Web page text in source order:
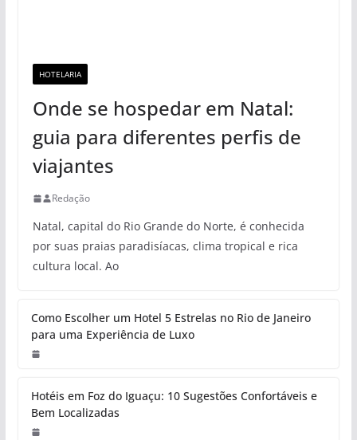
HOTELARIA
Onde se hospedar em Natal:
guia para diferentes perfis de
viajantes
Redação
Natal, capital do Rio Grande do Norte, é conhecida
por suas praias paradisíacas, clima tropical e rica
cultura local. Ao
Como Escolher um Hotel 5 Estrelas no Rio de Janeiro
para uma Experiência de Luxo
Hotéis em Foz do Iguaçu: 10 Sugestões Confortáveis e
Bem Localizadas